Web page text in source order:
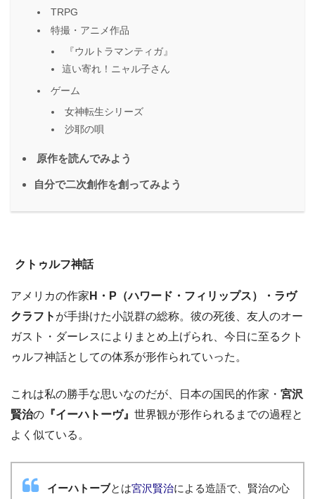
TRPG
特撮・アニメ作品
『ウルトラマンティガ』
這い寄れ！ニャル子さん
ゲーム
女神転生シリーズ
沙耶の唄
原作を読んでみよう
自分で二次創作を創ってみよう
クトゥルフ神話
アメリカの作家 H・P（ハワード・フィリップス）・ラヴ
クラフト が手掛けた小説群の総称。彼の死後、友人のオー
ガスト・ダーレスによりまとめ上げられ、今日に至るクト
ゥルフ神話としての体系が形作られていった。
これは私の勝手な思いなのだが、日本の国民的作家・ 宮沢
賢治の 『イーハトーヴ』 世界観が形作られるまでの過程と
よく似ている。
イーハトーブとは宮沢賢治による造語で、賢治の心